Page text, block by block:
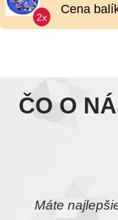
2x
Cena
ČO O
Máte